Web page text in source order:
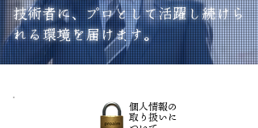
技術者に、プロとして活躍し続けら
れる環境を届けます。
​個人情報の
取り扱いに